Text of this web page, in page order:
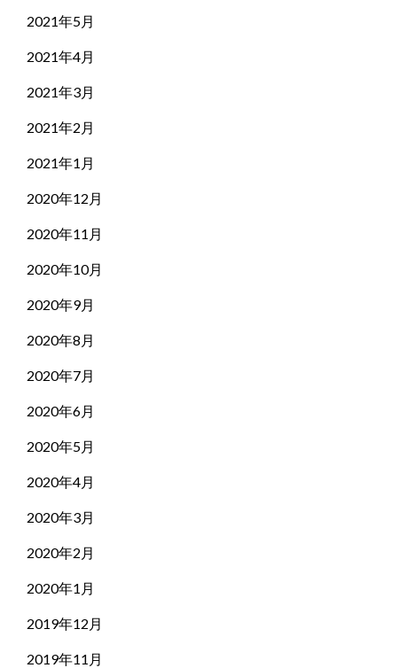
2021年5月
2021年4月
2021年3月
2021年2月
2021年1月
2020年12月
2020年11月
2020年10月
2020年9月
2020年8月
2020年7月
2020年6月
2020年5月
2020年4月
2020年3月
2020年2月
2020年1月
2019年12月
2019年11月